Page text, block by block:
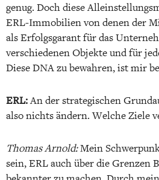
genug. Doch diese
ERL-Immobilien von denen der
als Erfolgsgarant für das
verschiedenen Objekte und für
Diese DNA zu bewahren, ist mir
ERL:An der strategischen
also nichts ändern. Welche Ziele
Thomas Arnold:Mein
sein, ERL auch über die Grenzen